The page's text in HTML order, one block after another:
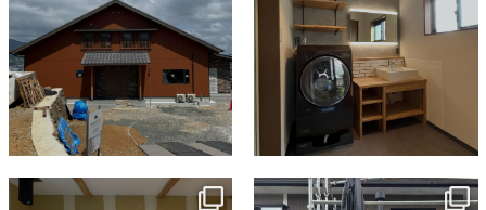
tomohouseinc
tomohouseinc